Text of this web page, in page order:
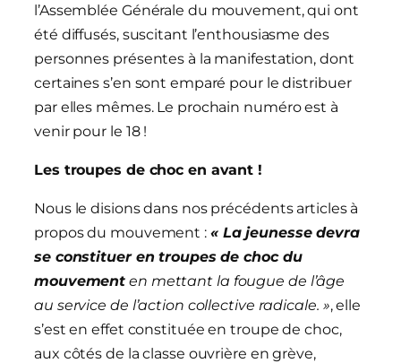
l’Assemblée Générale du mouvement, qui ont
été diffusés, suscitant l’enthousiasme des
personnes présentes à la manifestation, dont
certaines s’en sont emparé pour le distribuer
par elles mêmes. Le prochain numéro est à
venir pour le 18 !
Les troupes de choc en avant !
Nous le disions dans nos précédents articles à
propos du mouvement : « La jeunesse devra
se constituer en troupes de choc du
mouvement en mettant la fougue de l’âge
au service de l’action collective radicale. », elle
s’est en effet constituée en troupe de choc,
aux côtés de la classe ouvrière en grève,